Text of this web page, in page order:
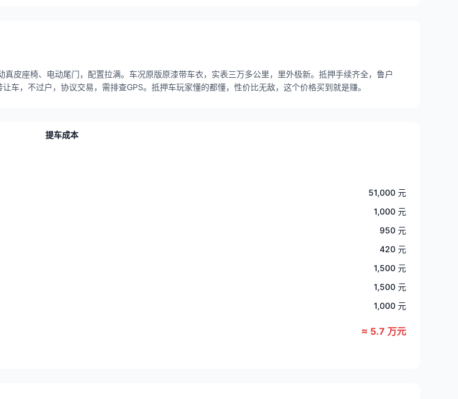
真皮座椅、电动尾门，配置拉满。车况原版原漆带车衣，实表三万多公里，里外极新。抵押手续齐全，鲁户
，不过户，协议交易，需排查GPS。抵押车玩家懂的都懂，性价比无敌，这个价格买到就是赚。
提车成本
51,000 元
1,000 元
950 元
420 元
1,500 元
1,500 元
1,000 元
≈ 5.7 万元